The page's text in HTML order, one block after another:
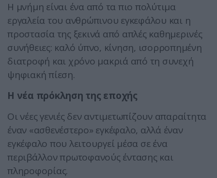
Η μνήμη είναι ένα από τα πιο πολύτιμα
εργαλεία του ανθρώπινου εγκεφάλου και η
προστασία της ξεκινά από απλές καθημερινές
συνήθειες: καλό ύπνο, κίνηση, ισορροπημένη
διατροφή και χρόνο μακριά από τη συνεχή
ψηφιακή πίεση.
Η νέα πρόκληση της εποχής
Οι νέες γενιές δεν αντιμετωπίζουν απαραίτητα
έναν «ασθενέστερο» εγκέφαλο, αλλά έναν
εγκέφαλο που λειτουργεί μέσα σε ένα
περιβάλλον πρωτοφανούς έντασης και
πληροφορίας.